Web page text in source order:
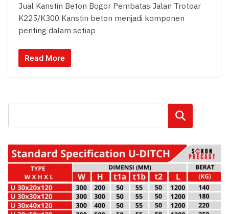
Jual Kanstin Beton Bogor Pembatas Jalan Trotoar
K225/K300 Kanstin beton menjadi komponen
penting dalam setiap
Read More
Cari